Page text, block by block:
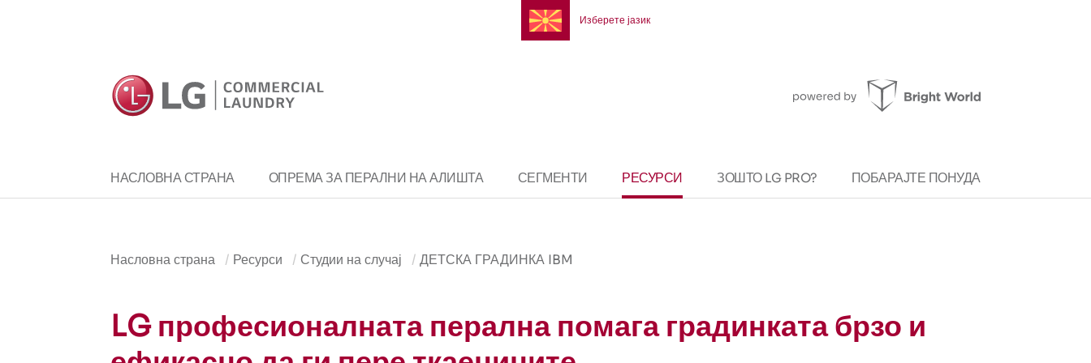
НАСЛОВНА СТРАНА ОПРЕМА ЗА ПЕРАЛНИ НА АЛИШТА СЕГМЕНТИ РЕСУРСИ ЗОШТО LG PRO? ПОБАРАЈТЕ ПОНУДА
Изберете јазик
Насловна страна Ресурси Студии на случај ДЕТСКА ГРАДИНКА IBM
LG професионалната перална помага градинката брзо и